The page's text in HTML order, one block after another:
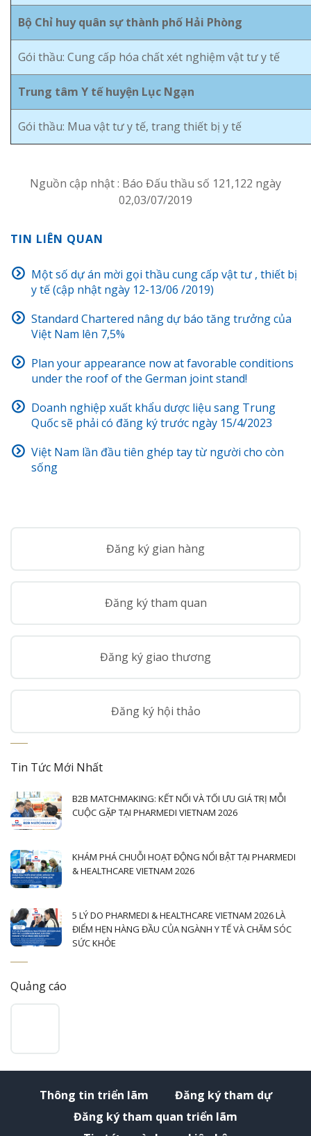
Bộ Chỉ huy quân sự thành phố Hải Phòng
Gói thầu: Cung cấp hóa chất xét nghiệm vật tư y tế
Trung tâm Y tế huyện Lục Ngạn
Gói thầu: Mua vật tư y tế, trang thiết bị y tế
Nguồn cập nhật : Báo Đấu thầu số 121,122 ngày
02,03/07/2019
TIN LIÊN QUAN
Một số dự án mời gọi thầu cung cấp vật tư , thiết bị
y tế (cập nhật ngày 12-13/06 /2019)
Standard Chartered nâng dự báo tăng trưởng của
Việt Nam lên 7,5%
Plan your appearance now at favorable conditions
under the roof of the German joint stand!
Doanh nghiệp xuất khẩu dược liệu sang Trung
Quốc sẽ phải có đăng ký trước ngày 15/4/2023
Việt Nam lần đầu tiên ghép tay từ người cho còn
sống
Đăng ký gian hàng
Đăng ký tham quan
Đăng ký giao thương
Đăng ký hội thảo
Tin Tức Mới Nhất
B2B MATCHMAKING: KẾT NỐI VÀ TỐI ƯU GIÁ TRỊ MỖI
CUỘC GẶP TẠI PHARMEDI VIETNAM 2026
KHÁM PHÁ CHUỖI HOẠT ĐỘNG NỔI BẬT TẠI PHARMEDI
& HEALTHCARE VIETNAM 2026
5 LÝ DO PHARMEDI & HEALTHCARE VIETNAM 2026 LÀ
ĐIỂM HẸN HÀNG ĐẦU CỦA NGÀNH Y TẾ VÀ CHĂM SÓC
SỨC KHỎE
Quảng cáo
Thông tin triển lãm
Đăng ký tham dự
Đăng ký tham quan triển lãm